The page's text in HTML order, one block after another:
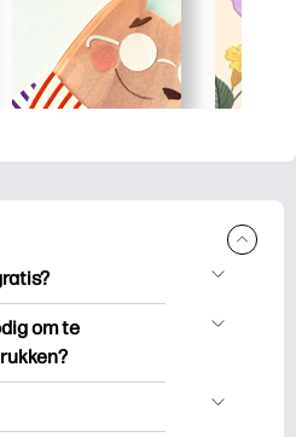
dan 2.500
en
om te
zonder een
Maar als u zich